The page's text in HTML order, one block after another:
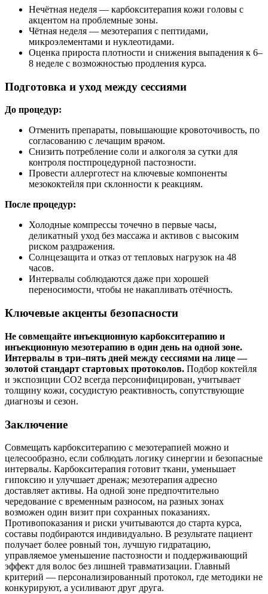
Нечётная неделя — карбокситерапия кожи головы с
акцентом на проблемные зоны.
Чётная неделя — мезотерапия с пептидами,
микроэлементами и нуклеотидами.
Оценка прироста плотности и снижения выпадения к 6–
8 неделе с возможностью продления курса.
Подготовка и уход между сессиями
До процедур:
Отменить препараты, повышающие кровоточивость, по
согласованию с лечащим врачом.
Снизить потребление соли и алкоголя за сутки для
контроля постпроцедурной пастозности.
Провести аллерготест на ключевые компоненты
мезококтейля при склонности к реакциям.
После процедур:
Холодные компрессы точечно в первые часы,
деликатный уход без массажа и активов с высоким
риском раздражения.
Солнцезащита и отказ от тепловых нагрузок на 48
часов.
Интервалы соблюдаются даже при хорошей
переносимости, чтобы не накапливать отёчность.
Ключевые акценты безопасности
Не совмещайте инъекционную карбокситерапию и
инъекционную мезотерапию в один день на одной зоне.
Интервалы в три–пять дней между сессиями на лице —
золотой стандарт стартовых протоколов. Подбор коктейля
и экспозиции CO2 всегда персонифицирован, учитывает
толщину кожи, сосудистую реактивность, сопутствующие
диагнозы и сезон.
Заключение
Совмещать карбокситерапию с мезотерапией можно и
целесообразно, если соблюдать логику синергии и безопасные
интервалы. Карбокситерапия готовит ткани, уменьшает
гипоксию и улучшает дренаж; мезотерапия адресно
доставляет активы. На одной зоне предпочтительно
чередование с временным разносом, на разных зонах
возможен один визит при сохранных показаниях.
Противопоказания и риски учитываются до старта курса,
составы подбираются индивидуально. В результате пациент
получает более ровный тон, лучшую гидратацию,
управляемое уменьшение пастозности и поддерживающий
эффект для волос без лишней травматизации. Главный
критерий — персонализированный протокол, где методики не
конкурируют, а усиливают друг друга.